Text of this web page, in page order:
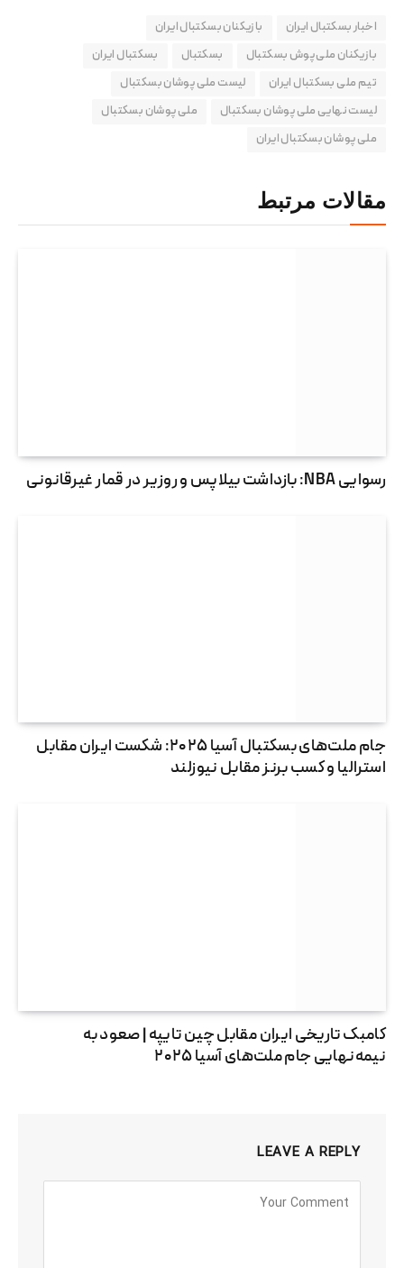
اخبار بسکتبال ایران
بازیکنان بسکتبال ایران
بازیکنان ملی پوش بسکتبال
بسکتبال
بسکتبال ایران
تیم ملی بسکتبال ایران
لیست ملی پوشان بسکتبال
لیست نهایی ملی پوشان بسکتبال
ملی پوشان بسکتبال
ملی پوشان بسکتبال ایران
مقالات مرتبط
رسوایی NBA: بازداشت بیلاپس و روزیر در قمار غیرقانونی
جام ملت‌های بسکتبال آسیا ۲۰۲۵: شکست ایران مقابل
استرالیا و کسب برنز مقابل نیوزلند
کامبک تاریخی ایران مقابل چین تایپه | صعود به
نیمه‌نهایی جام ملت‌های آسیا ۲۰۲۵
LEAVE A REPLY